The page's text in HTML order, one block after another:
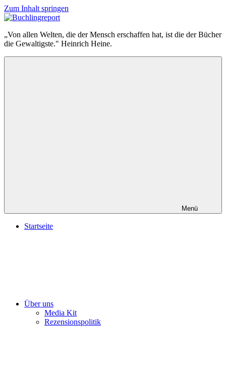
Zum Inhalt springen
Buchlingreport
„Von allen Welten, die der Mensch erschaffen hat, ist die der Bücher
die Gewaltigste." Heinrich Heine.
Menü
Startseite
Über uns
Media Kit
Rezensionspolitik